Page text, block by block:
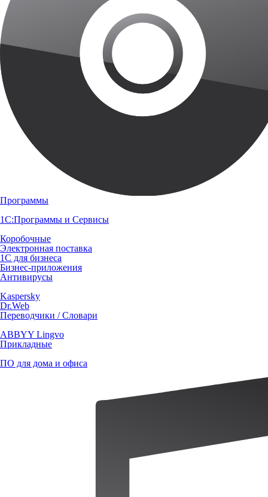
Программы
1С:Программы и Сервисы
Коробочные
Электронная поставка
1С для бизнеса
Бизнес-приложения
Антивирусы
Kaspersky
Dr.Web
Переводчики / Словари
ABBYY Lingvo
Прикладные
ПО для дома и офиса